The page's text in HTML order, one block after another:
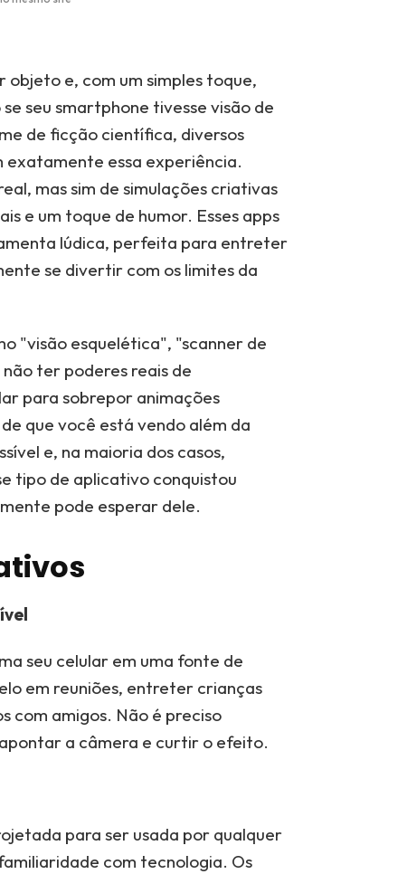
e, com um simples toque,
seu smartphone tivesse visão de
de ficção científica, diversos
exatamente essa experiência.
mas sim de simulações criativas
e um toque de humor. Esses apps
lúdica, perfeita para entreter
se divertir com os limites da
"visão esquelética", "scanner de
ter poderes reais de
para sobrepor animações
que você está vendo além da
e, na maioria dos casos,
tipo de aplicativo conquistou
pode esperar dele.
seu celular em uma fonte de
em reuniões, entreter crianças
com amigos. Não é preciso
a câmera e curtir o efeito.
para ser usada por qualquer
com tecnologia. Os